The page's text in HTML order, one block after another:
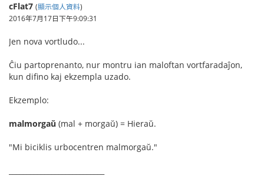
cFlat7 (顯示個人資料)
2016年7月17日下午9:09:31
Jen nova vortludo...
Ĉiu partoprenanto, nur montru ian maloftan vortfaradaĵon,
kun difino kaj ekzempla uzado.
Ekzemplo:
malmorgaŭ (mal + morgaŭ) = Hieraŭ.
"Mi biciklis urbocentren malmorgaŭ."